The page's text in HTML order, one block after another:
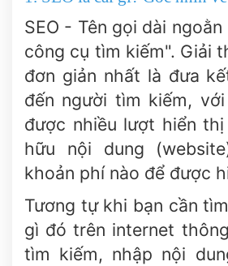
SEO - Tên gọi dài
công cụ tìm kiếm". Giải
đơn giản nhất là đưa
đến người tìm kiếm,
được nhiều lượt hiển
hữu nội dung
khoản phí nào để được
Tương tự khi bạn cần
gì đó trên internet
tìm kiếm, nhập nội